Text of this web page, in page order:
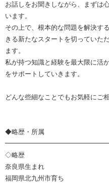
お話しをお聞きしながら、まずは
います。
その上で、根本的な問題を解決す
きる新たなスタートを切っていた
ます。
私が持つ知識と経験を最大限に活
をサポートしていきます。
どんな些細なことでもお気軽にご
◆略歴・所属
◇略歴
奈良県生まれ
福岡県北九州市育ち